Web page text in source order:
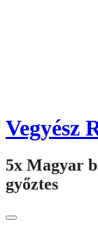
Vegyész
5x Magyar
győztes